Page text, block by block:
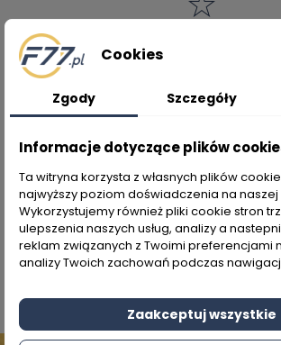
Jako nasz partner B2B, mogą
wsparcie marketingowe.
Skontaktuj się z
Nie chowamy się za chatbotem:)
kontaktowe znajdziesz na dole
"O nas"
Cookies
Zgody Szczegóły
Informacje dotyczące plików
Ta witryna korzysta z własnych plików
najwyższy poziom doświadczenia na naszej
Wykorzystujemy również pliki cookie stron
ulepszenia naszych usług, analizy a
reklam związanych z Twoimi preferencjami
analizy Twoich zachowań podczas
Zaakceptuj wszystkie